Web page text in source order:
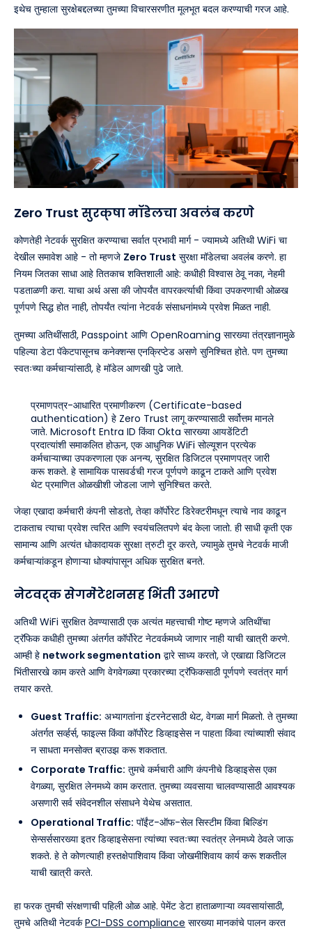
इथेच तुम्हाला सुरक्षेबद्दलच्या तुमच्या विचारसरणीत मूलभूत बदल करण्याची गरज आहे.
Zero Trust सुरक्षा मॉडेलचा अवलंब करणे
कोणतेही नेटवर्क सुरक्षित करण्याचा सर्वात प्रभावी मार्ग - ज्यामध्ये अतिथी WiFi चा
देखील समावेश आहे - तो म्हणजे Zero Trust सुरक्षा मॉडेलचा अवलंब करणे. हा
नियम जितका साधा आहे तितकाच शक्तिशाली आहे: कधीही विश्वास ठेवू नका, नेहमी
पडताळणी करा. याचा अर्थ असा की जोपर्यंत वापरकर्त्याची किंवा उपकरणाची ओळख
पूर्णपणे सिद्ध होत नाही, तोपर्यंत त्यांना नेटवर्क संसाधनांमध्ये प्रवेश मिळत नाही.
तुमच्या अतिथींसाठी, Passpoint आणि OpenRoaming सारख्या तंत्रज्ञानामुळे
पहिल्या डेटा पॅकेटपासूनच कनेक्शन्स एनक्रिप्टेड असणे सुनिश्चित होते. पण तुमच्या
स्वतःच्या कर्मचाऱ्यांसाठी, हे मॉडेल आणखी पुढे जाते.
प्रमाणपत्र-आधारित प्रमाणीकरण (Certificate-based
authentication) हे Zero Trust लागू करण्यासाठी सर्वोत्तम मानले
जाते. Microsoft Entra ID किंवा Okta सारख्या आयडेंटिटी
प्रदात्यांशी समाकलित होऊन, एक आधुनिक WiFi सोल्यूशन प्रत्येक
कर्मचाऱ्याच्या उपकरणाला एक अनन्य, सुरक्षित डिजिटल प्रमाणपत्र जारी
करू शकते. हे सामायिक पासवर्डची गरज पूर्णपणे काढून टाकते आणि प्रवेश
थेट प्रमाणित ओळखीशी जोडला जाणे सुनिश्चित करते.
जेव्हा एखादा कर्मचारी कंपनी सोडतो, तेव्हा कॉर्पोरेट डिरेक्टरीमधून त्याचे नाव काढून
टाकताच त्याचा प्रवेश त्वरित आणि स्वयंचलितपणे बंद केला जातो. ही साधी कृती एक
सामान्य आणि अत्यंत धोकादायक सुरक्षा त्रुटी दूर करते, ज्यामुळे तुमचे नेटवर्क माजी
कर्मचाऱ्यांकडून होणाऱ्या धोक्यांपासून अधिक सुरक्षित बनते.
नेटवर्क सेगमेंटेशनसह भिंती उभारणे
अतिथी WiFi सुरक्षित ठेवण्यासाठी एक अत्यंत महत्त्वाची गोष्ट म्हणजे अतिथींचा
ट्रॅफिक कधीही तुमच्या अंतर्गत कॉर्पोरेट नेटवर्कमध्ये जाणार नाही याची खात्री करणे.
आम्ही हे network segmentation द्वारे साध्य करतो, जे एखाद्या डिजिटल
भिंतीसारखे काम करते आणि वेगवेगळ्या प्रकारच्या ट्रॅफिकसाठी पूर्णपणे स्वतंत्र मार्ग
तयार करते.
Guest Traffic: अभ्यागतांना इंटरनेटसाठी थेट, वेगळा मार्ग मिळतो. ते तुमच्या
अंतर्गत सर्व्हर्स, फाइल्स किंवा कॉर्पोरेट डिव्हाइसेस न पाहता किंवा त्यांच्याशी संवाद
न साधता मनसोक्त ब्राउझ करू शकतात.
Corporate Traffic: तुमचे कर्मचारी आणि कंपनीचे डिव्हाइसेस एका
वेगळ्या, सुरक्षित लेनमध्ये काम करतात. तुमच्या व्यवसाया चालवण्यासाठी आवश्यक
असणारी सर्व संवेदनशील संसाधने येथेच असतात.
Operational Traffic: पॉईंट-ऑफ-सेल सिस्टीम किंवा बिल्डिंग
सेन्सर्ससारख्या इतर डिव्हाइसेसना त्यांच्या स्वतःच्या स्वतंत्र लेनमध्ये ठेवले जाऊ
शकते. हे ते कोणत्याही हस्तक्षेपाशिवाय किंवा जोखमीशिवाय कार्य करू शकतील
याची खात्री करते.
हा फरक तुमची संरक्षणाची पहिली ओळ आहे. पेमेंट डेटा हाताळणाऱ्या व्यवसायांसाठी,
तुमचे अतिथी नेटवर्कPCI-DSS compliance सारख्या मानकांचे पालन करत